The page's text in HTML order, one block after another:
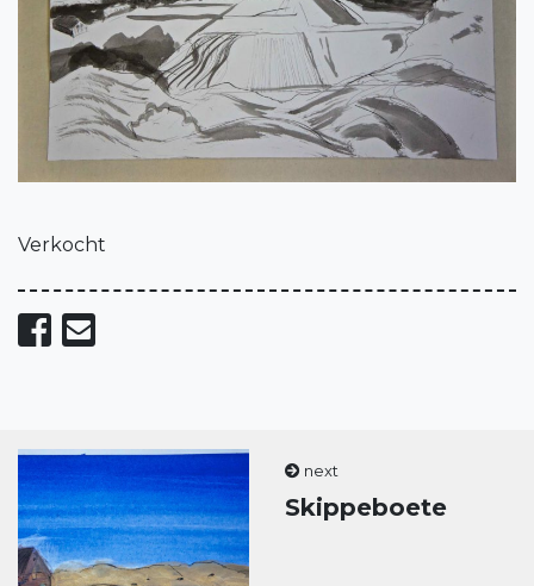
Verkocht
Share on Facebook
next
Skippeboete